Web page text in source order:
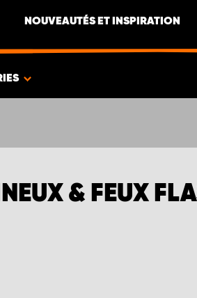
NOUVEAUTÉS ET INSPIRATION
& FEUX